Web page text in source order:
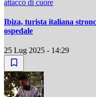
attacco di cuore
Ibiza, turista italiana
ospedale
25 Lug 2025 - 14:29